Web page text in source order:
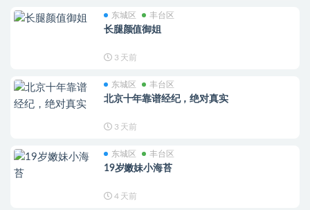
东城区 丰台区
长腿颜值御姐
3 天前
东城区 丰台区
北京十年靠谱经纪，绝对真实
3 天前
东城区 丰台区
19岁嫩妹小海苔
4 天前